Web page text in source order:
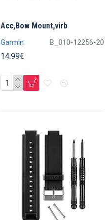
Garmin B_010-12256-20
Acc,Bow Mount,virb
14.99€